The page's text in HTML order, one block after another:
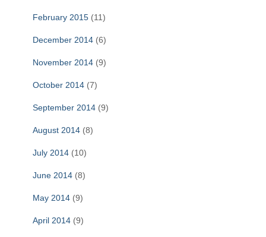
February 2015 (11)
December 2014 (6)
November 2014 (9)
October 2014 (7)
September 2014 (9)
August 2014 (8)
July 2014 (10)
June 2014 (8)
May 2014 (9)
April 2014 (9)